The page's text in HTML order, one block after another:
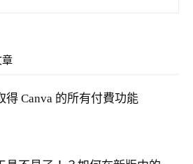
章
得 Canva 的所有付費功能